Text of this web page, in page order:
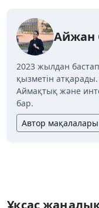
Айжан
2023 жылдан
қызметін
Аймақтық және
бар.
Автор мақалалары
Ұқсас